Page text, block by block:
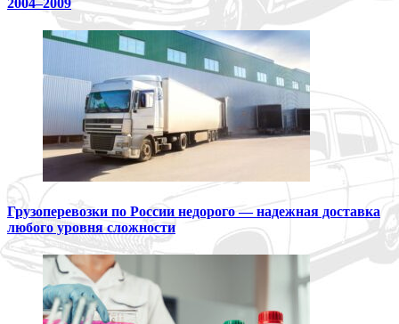
Грузоперевозки по России недорого — надежная доставка
любого уровня сложности